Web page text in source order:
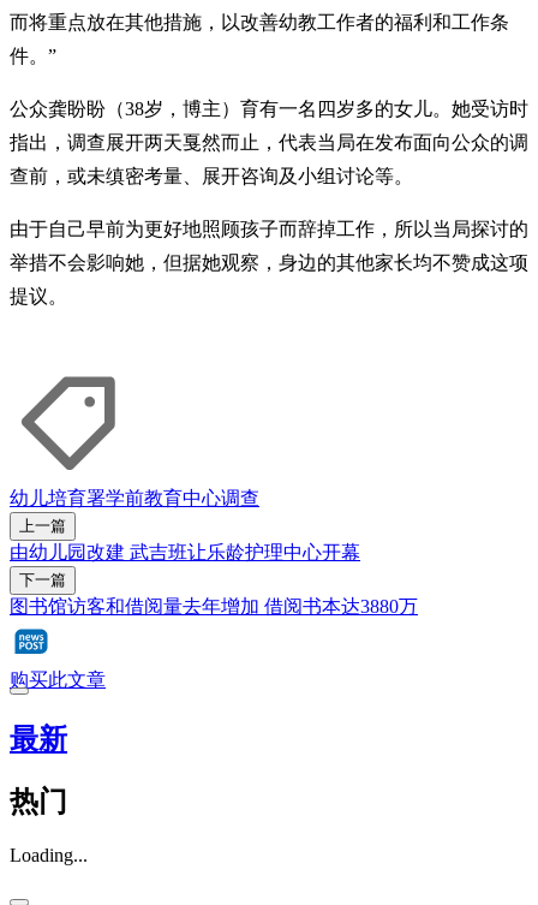
而将重点放在其他措施，以改善幼教工作者的福利和工作条
件。”
公众龚盼盼（38岁，博主）育有一名四岁多的女儿。她受访时
指出，调查展开两天戛然而止，代表当局在发布面向公众的调
查前，或未缜密考量、展开咨询及小组讨论等。
由于自己早前为更好地照顾孩子而辞掉工作，所以当局探讨的
举措不会影响她，但据她观察，身边的其他家长均不赞成这项
提议。
幼儿培育署学前教育中心调查
上一篇
由幼儿园改建 武吉班让乐龄护理中心开幕
下一篇
图书馆访客和借阅量去年增加 借阅书本达3880万
购买此文章
最新
热门
Loading...